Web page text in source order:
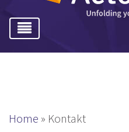
Home » Kontakt